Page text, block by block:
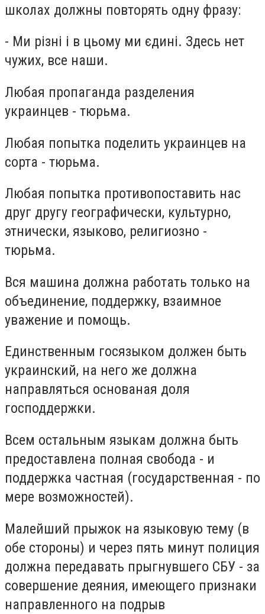
школах должны повторять одну фразу:
- Ми різні і в цьому ми єдині. Здесь нет
чужих, все наши.
Любая пропаганда разделения
украинцев - тюрьма.
Любая попытка поделить украинцев на
сорта - тюрьма.
Любая попытка противопоставить нас
друг другу географически, культурно,
этнически, языково, религиозно -
тюрьма.
Вся машина должна работать только на
объединение, поддержку, взаимное
уважение и помощь.
Единственным госязыком должен быть
украинский, на него же должна
направляться основаная доля
господдержки.
Всем остальным языкам должна быть
предоставлена полная свобода - и
поддержка частная (государственная - по
мере возможностей).
Малейший прыжок на языковую тему (в
обе стороны) и через пять минут полиция
должна передавать прыгнувшего СБУ - за
совершение деяния, имеющего признаки
направленного на подрыв